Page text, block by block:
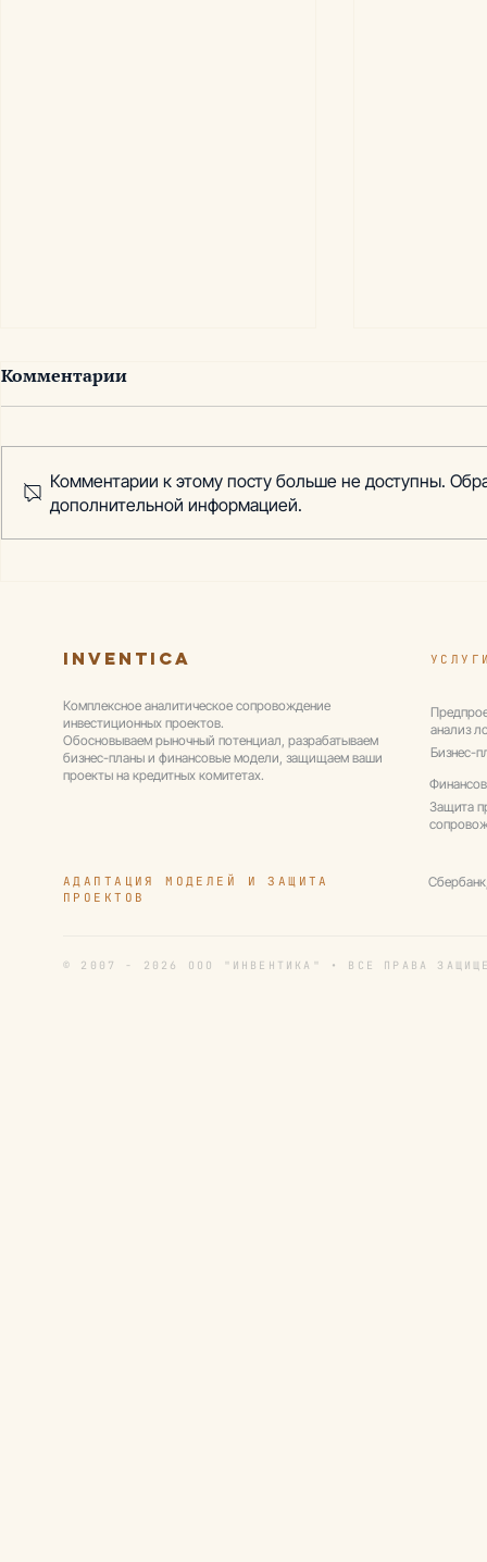
Грибной бизнес - рынок,
Импорт
Комментарии
Комментарии к этому посту больше не доступны.
дополнительной информацией.
Inventica
анализ
Бизнес-
Защита
АДАПТАЦИЯ МОДЕЛЕЙ И ЗАЩИТА
ПРОЕКТОВ
© 2007 - 2026 ООО "ИНВЕНТИКА" • ВСЕ ПРАВА
Комплексное аналитическое сопровождение
инвестиционных проектов.
Обосновываем рыночный потенциал, разрабатываем
бизнес-планы и финансовые модели, защищаем ваши
проекты на кредитных комитетах.